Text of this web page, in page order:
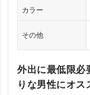
カラー
その他
外出に最低限必
りな男性にオス